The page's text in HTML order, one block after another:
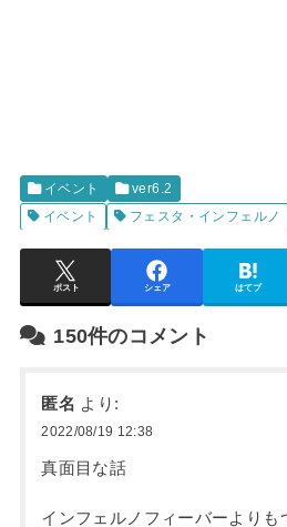
イベント
ver6.2
イベント
フェスタ・インフェルノ
ポスト シェア はてブ
150件のコメント
匿名 より:
2022/08/19 12:38
真面目な話
インフェルノフィーバーよりも